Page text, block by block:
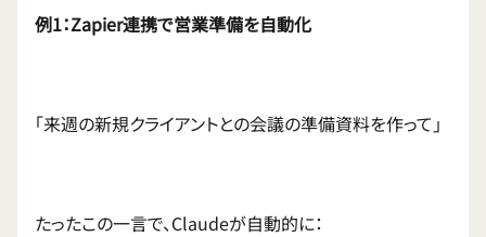
例1：Zapier連携で営業準備を自動化
「来週の新規クライアントとの会議の準備資料を作って」
たったこの一言で、Claudeが自動的に：